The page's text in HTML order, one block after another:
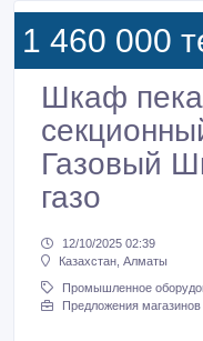
1 460 000
Шкаф
Газовый
газо
12/10/2025 02:39
Казахстан, Алматы
Промышленное
Предложения